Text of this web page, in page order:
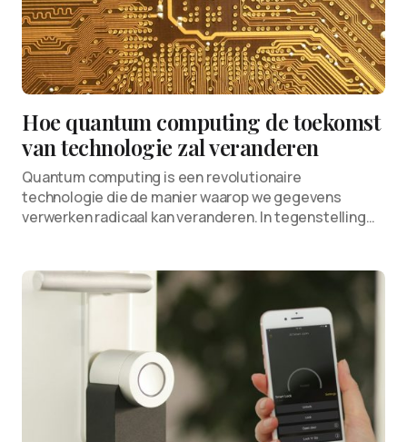
Hoe quantum computing de toekomst
van technologie zal veranderen
Quantum computing is een revolutionaire
technologie die de manier waarop we gegevens
verwerken radicaal kan veranderen. In tegenstelling…